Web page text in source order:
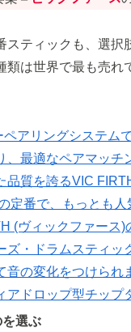
スティックも、選択
類は世界で最も売れ
ペアリングシステム
、最適なペアマッチ
品質を誇るVIC
定番で、もっとも人
(ヴィックファース)
ズ・ドラムスティッ
音の変化をつけられ
アドロップ型チップ
選ぶ